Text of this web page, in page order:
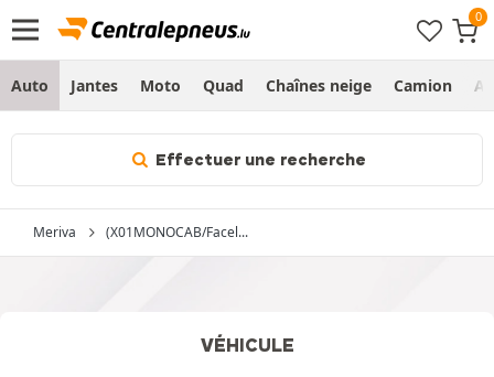
Auto Jantes Moto Quad Chaînes neige Camion
Effectuer une recherche
Meriva (X01MONOCAB/Facel...
VÉHICULE